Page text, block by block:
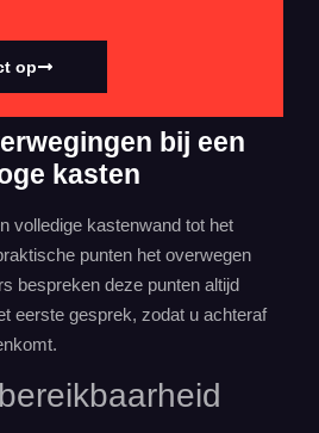
op
bij een
kasten
volledige kastenwand tot het
punten het overwegen
bespreken deze punten altijd
eerste gesprek, zodat u achteraf